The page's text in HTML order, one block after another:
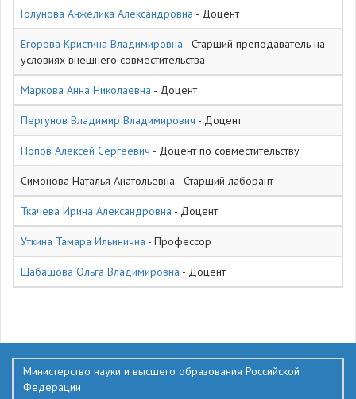
Голунова Анжелика Александровна - Доцент
Егорова Кристина Владимировна - Старший преподаватель на
условиях внешнего совместительства
Маркова Анна Николаевна - Доцент
Пергунов Владимир Владимирович - Доцент
Попов Алексей Сергеевич - Доцент по совместительству
Симонова Наталья Анатольевна - Старший лаборант
Ткачева Ирина Александровна - Доцент
Уткина Тамара Ильинична - Профессор
Шабашова Ольга Владимировна - Доцент
Министерство науки и высшего образования Российской
Федерации